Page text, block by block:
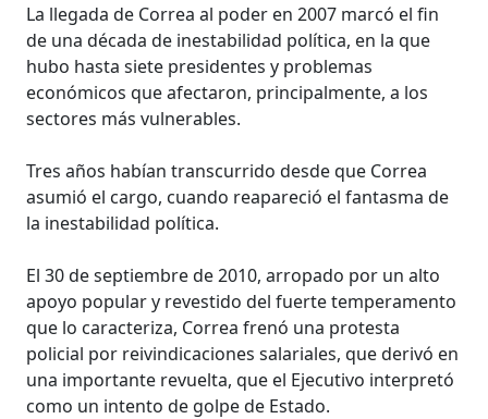
La llegada de Correa al poder en 2007 marcó el fin
de una década de inestabilidad política, en la que
hubo hasta siete presidentes y problemas
económicos que afectaron, principalmente, a los
sectores más vulnerables.
Tres años habían transcurrido desde que Correa
asumió el cargo, cuando reapareció el fantasma de
la inestabilidad política.
El 30 de septiembre de 2010, arropado por un alto
apoyo popular y revestido del fuerte temperamento
que lo caracteriza, Correa frenó una protesta
policial por reivindicaciones salariales, que derivó en
una importante revuelta, que el Ejecutivo interpretó
como un intento de golpe de Estado.